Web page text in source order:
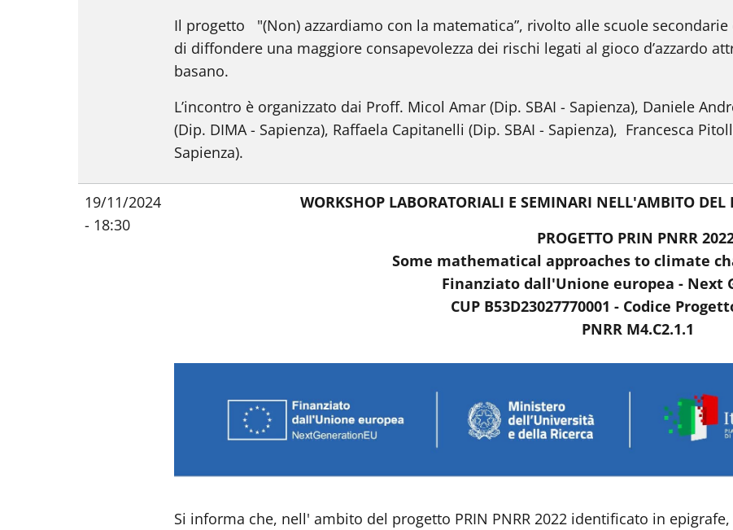
Il progetto "(Non) azzardiamo con la matematica”, rivolto alle scuole
di diffondere una maggiore consapevolezza dei rischi legati al gioco d’azzardo
basano.
L’incontro è organizzato dai Proff. Micol Amar (Dip. SBAI - Sapienza), Daniele
(Dip. DIMA - Sapienza), Raffaela Capitanelli (Dip. SBAI - Sapienza), Francesca
Sapienza).
19/11/2024
- 18:30
WORKSHOP LABORATORIALI E SEMINARI NELL'AMBITO DEL
PROGETTO PRIN PNRR
Some mathematical approaches to climate
Finanziato dall'Unione europea - Next
CUP B53D23027770001 - Codice
PNRR M4.C2.1.1
Si informa che, nell' ambito del progetto PRIN PNRR 2022 identificato in